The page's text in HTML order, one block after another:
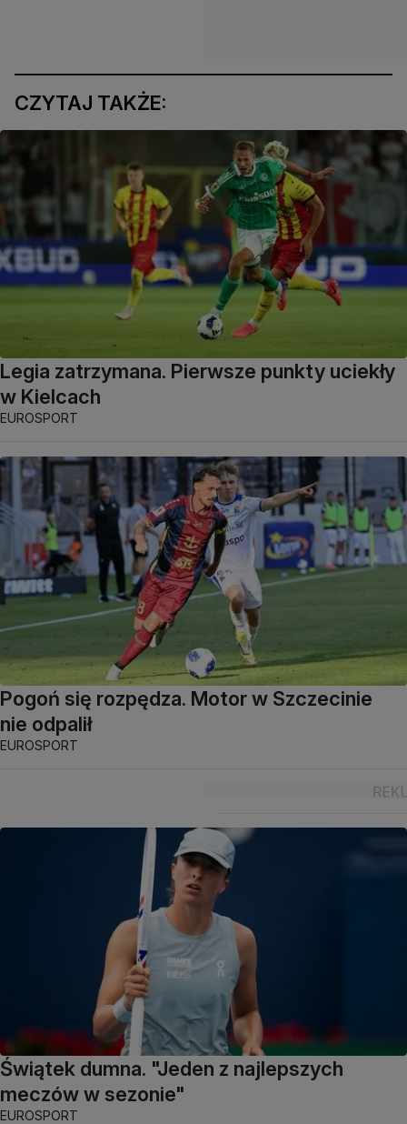
CZYTAJ TAKŻE:
Legia zatrzymana. Pierwsze punkty uciekły
w Kielcach
EUROSPORT
Pogoń się rozpędza. Motor w Szczecinie
nie odpalił
EUROSPORT
Świątek dumna. "Jeden z najlepszych
meczów w sezonie"
EUROSPORT